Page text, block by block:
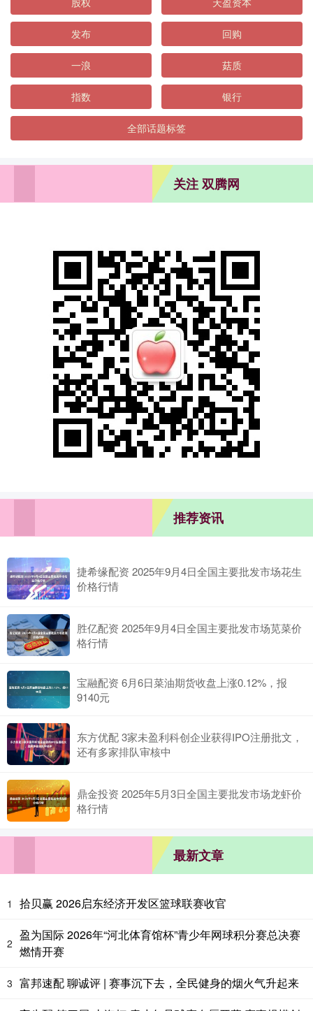
发布 回购
一浪 菇质
指数 银行
全部话题标签
关注 双腾网
推荐资讯
捷希缘配资 2025年9月4日全国主要批发市场花生
价格行情
胜亿配资 2025年9月4日全国主要批发市场苋菜价
格行情
宝融配资 6月6日菜油期货收盘上涨0.12%，报
9140元
东方优配 3家未盈利科创企业获得IPO注册批文，
还有多家排队审核中
鼎金投资 2025年5月3日全国主要批发市场龙虾价
格行情
最新文章
1 拾贝赢 2026启东经济开发区篮球联赛收官
2
盈为国际 2026年“河北体育馆杯”青少年网球积分赛总决赛
燃情开赛
3 富邦速配 聊诚评 | 赛事沉下去，全民健身的烟火气升起来